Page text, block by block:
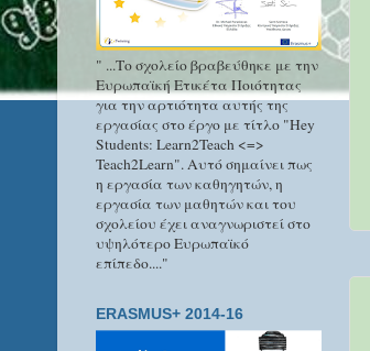
" ...Το σχολείο βραβεύθηκε με την
Ευρωπαϊκή Ετικέτα Ποιότητας
για την αρτιότητα αυτής της
εργασίας στο έργο με τίτλο "Hey
Students: Learn2Teach <=>
Teach2Learn". Αυτό σημαίνει πως
η εργασία των καθηγητών, η
εργασία των μαθητών και του
σχολείου έχει αναγνωριστεί στο
υψηλότερο Ευρωπαϊκό
επίπεδο...."
ERASMUS+ 2014-16